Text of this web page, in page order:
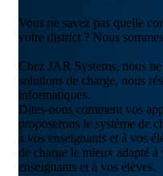
Vous ne savez pas quelle
votre district ? Nous
Chez JAR Systems, nous
solutions de charge, nous
informatiques.
Dites-nous comment vos
proposerons le système de
à vos enseignants et à vos
de charge le mieux adapté à
enseignants et à vos élèves.